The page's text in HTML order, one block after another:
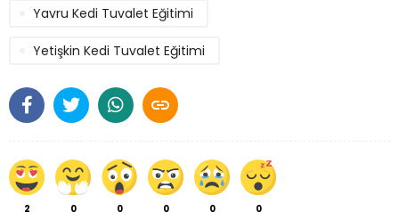

2 0 0 0 0 0
Yavru Kedi Tuvalet Eğitimi
Yetişkin Kedi Tuvalet Eğitimi